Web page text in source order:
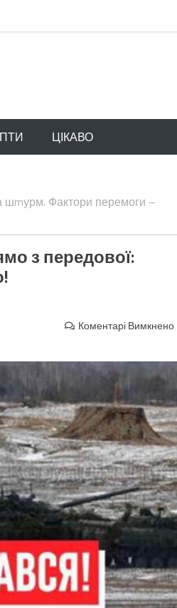
ЦІКАВО
шmурм. Фактори перемоги –
з передової:
Коментарі Вимкнено
–